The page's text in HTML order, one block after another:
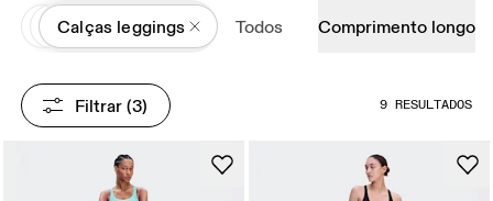
AllRoupas
Calças leggings Todos Comprimento longo
Filtrar (3) 9 RESULTADOS